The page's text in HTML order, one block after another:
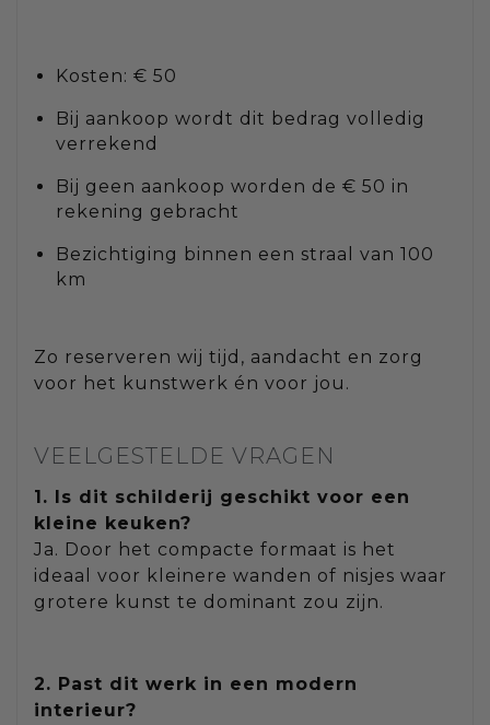
Kosten: € 50
Bij aankoop wordt dit bedrag volledig
verrekend
Bij geen aankoop worden de € 50 in
rekening gebracht
Bezichtiging binnen een straal van 100
km
Zo reserveren wij tijd, aandacht en zorg
voor het kunstwerk én voor jou.
VEELGESTELDE VRAGEN
1. Is dit schilderij geschikt voor een
kleine keuken?
Ja. Door het compacte formaat is het
ideaal voor kleinere wanden of nisjes waar
grotere kunst te dominant zou zijn.
2. Past dit werk in een modern
interieur?